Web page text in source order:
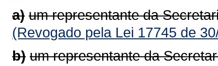
a) um representante da
(Revogado pela Lei 17745 de
b) um representante da